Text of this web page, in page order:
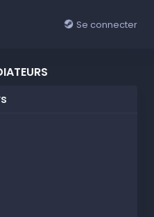
Se connecter